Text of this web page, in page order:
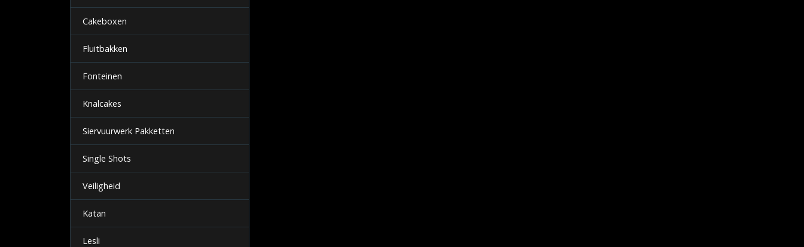
Cakeboxen
Fluitbakken
Fonteinen
Knalcakes
Siervuurwerk Pakketten
Single Shots
Veiligheid
Katan
Lesli